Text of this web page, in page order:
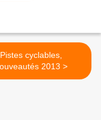
Pistes cyclables,
nouveautés 2013 >